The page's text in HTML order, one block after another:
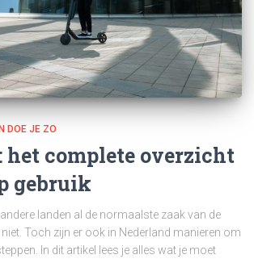
DOE JE ZO
het complete overzicht
gebruik
landen al de normaalste zaak van de
Toch zijn er ook in Nederland manieren om
In dit artikel lees je alles wat je moet